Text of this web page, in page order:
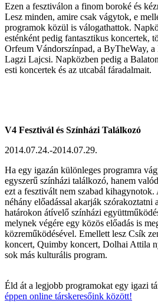
Ezen a fesztiválon a finom boroké és
Lesz minden, amire csak vágytok, e
programok közül is válogathattok.
esténként pedig fantasztikus koncertek,
Orfeum Vándorszínpad, a ByTheWay,
Lagzi Lajcsi. Napközben pedig a
esti koncertek és az utcabál fáradalmait.
V4 Fesztivál és Színházi Találkozó
2014.07.24.-2014.07.29.
Ha egy igazán különleges programra
egyszerű színházi találkozó, hanem
ezt a fesztivált nem szabad kihagynotok.
néhány előadással akarják szórakoztatni
határokon átívelő színházi
melynek végére egy közös előadás is
közreműködésével. Emellett lesz Csík
koncert, Quimby koncert, Dolhai Attila
sok más kulturális program.
Éld át a legjobb programokat egy igazi
éppen online társkeresőink között!